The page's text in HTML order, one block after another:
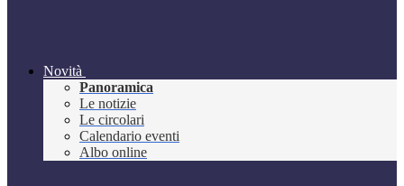
Novità
Panoramica
Le notizie
Le circolari
Calendario eventi
Albo online